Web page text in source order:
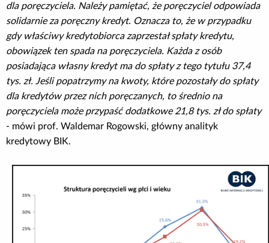
dla poręczyciela. Należy pamiętać, że poręczyciel odpowiada
solidarnie za poręczny kredyt. Oznacza to, że w przypadku
gdy właściwy kredytobiorca zaprzestał spłaty kredytu,
obowiązek ten spada na poręczyciela. Każda z osób
posiadająca własny kredyt ma do spłaty z tego tytułu 37,4
tys. zł. Jeśli popatrzymy na kwoty, które pozostały do spłaty
dla kredytów przez nich poręczanych, to średnio na
poręczyciela może przypaść dodatkowe 21,8 tys. zł do spłaty
- mówi prof. Waldemar Rogowski, główny analityk
kredytowy BIK.